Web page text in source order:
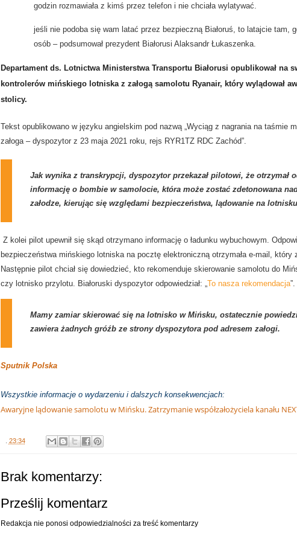
godzin rozmawiała z kimś przez telefon i nie chciała wylatywać.
jeśli nie podoba się wam latać przez bezpieczną Białoruś, to latajcie tam,
osób – podsumował prezydent Białorusi Alaksandr Łukaszenka.
Departament ds. Lotnictwa Ministerstwa Transportu Białorusi opublikował na
kontrolerów mińskiego lotniska z załogą samolotu Ryanair, który wylądował
stolicy.
Tekst opublikowano w języku angielskim pod nazwą „Wyciąg z nagrania na taśmie
załoga – dyspozytor z 23 maja 2021 roku, rejs RYR1TZ RDC Zachód”.
Jak wynika z transkrypcji, dyspozytor przekazał pilotowi, że otrzymał
informację o bombie w samolocie, która może zostać zdetonowana
załodze, kierując się względami bezpieczeństwa, lądowanie na
Z kolei pilot upewnił się skąd otrzymano informację o ładunku wybuchowym.
bezpieczeństwa mińskiego lotniska na pocztę elektroniczną otrzymała e-mail, który
Następnie pilot chciał się dowiedzieć, kto rekomenduje skierowanie samolotu do
czy lotnisko przylotu. Białoruski dyspozytor odpowiedział: „ To nasza rekomendacja”.
Mamy zamiar skierować się na lotnisko w Mińsku, ostatecznie
zawiera żadnych gróźb ze strony dyspozytora pod adresem załogi.
Sputnik Polska
Wszystkie informacje o wydarzeniu i dalszych konsekwencjach:
Awaryjne lądowanie samolotu w Mińsku. Zatrzymanie współzałożyciela kanału
23:34
Brak komentarzy:
Prześlij komentarz
Redakcja nie ponosi odpowiedzialności za treść komentarzy